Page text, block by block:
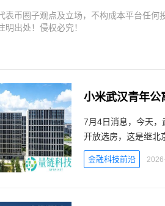
表币圈子观点及立场，不构成本平台任
明出处！侵权必究！
小米武汉青年公
7月4日消息，今天
开放选房，这是继北
金融科技前沿